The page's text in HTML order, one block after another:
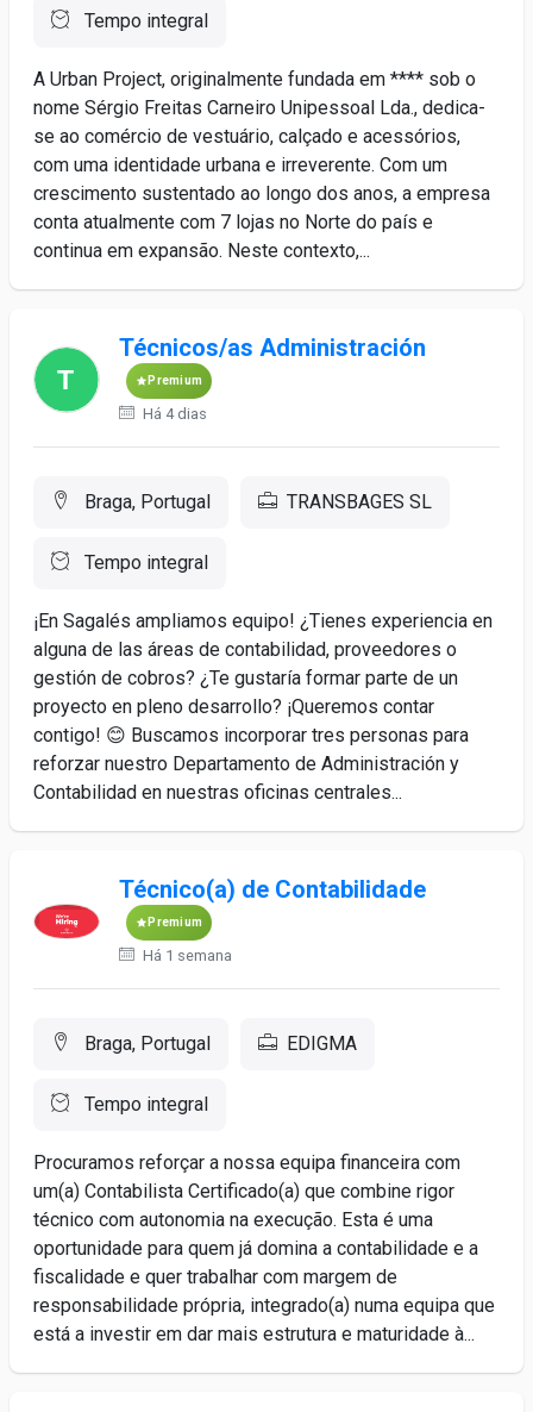
Tempo integral
A Urban Project, originalmente fundada em **** sob o
nome Sérgio Freitas Carneiro Unipessoal Lda., dedica-
se ao comércio de vestuário, calçado e acessórios,
com uma identidade urbana e irreverente. Com um
crescimento sustentado ao longo dos anos, a empresa
conta atualmente com 7 lojas no Norte do país e
continua em expansão. Neste contexto,...
Técnicos/as Administración
Premium
Há 4 dias
Braga, Portugal TRANSBAGES SL
Tempo integral
¡En Sagalés ampliamos equipo! ¿Tienes experiencia en
alguna de las áreas de contabilidad, proveedores o
gestión de cobros? ¿Te gustaría formar parte de un
proyecto en pleno desarrollo? ¡Queremos contar
contigo! 😊 Buscamos incorporar tres personas para
reforzar nuestro Departamento de Administración y
Contabilidad en nuestras oficinas centrales...
Técnico(a) de Contabilidade
Premium
Há 1 semana
Braga, Portugal EDIGMA
Tempo integral
Procuramos reforçar a nossa equipa financeira com
um(a) Contabilista Certificado(a) que combine rigor
técnico com autonomia na execução. Esta é uma
oportunidade para quem já domina a contabilidade e a
fiscalidade e quer trabalhar com margem de
responsabilidade própria, integrado(a) numa equipa que
está a investir em dar mais estrutura e maturidade à...